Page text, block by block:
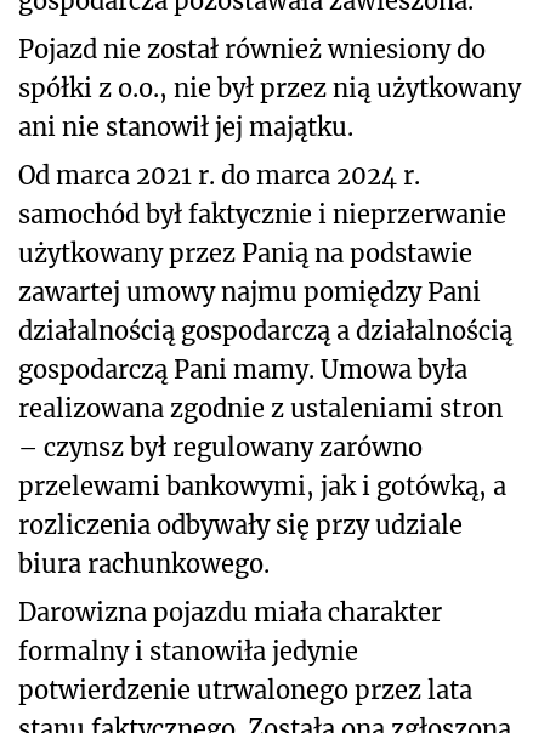
Pojazd nie został również wniesiony do
spółki z o.o., nie był przez nią użytkowany
ani nie stanowił jej majątku.
Od marca 2021 r. do marca 2024 r.
samochód był faktycznie i nieprzerwanie
użytkowany przez Panią na podstawie
zawartej umowy najmu pomiędzy Pani
działalnością gospodarczą a działalnością
gospodarczą Pani mamy. Umowa była
realizowana zgodnie z ustaleniami stron
– czynsz był regulowany zarówno
przelewami bankowymi, jak i gotówką, a
rozliczenia odbywały się przy udziale
biura rachunkowego.
Darowizna pojazdu miała charakter
formalny i stanowiła jedynie
potwierdzenie utrwalonego przez lata